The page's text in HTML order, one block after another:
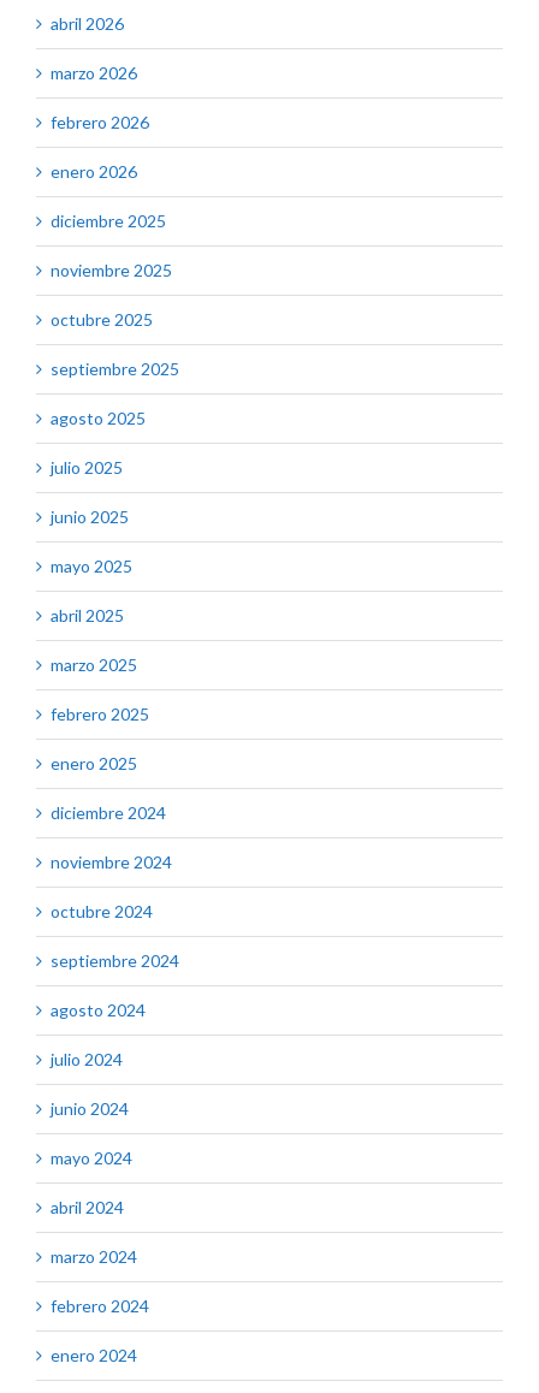
abril 2026
marzo 2026
febrero 2026
enero 2026
diciembre 2025
noviembre 2025
octubre 2025
septiembre 2025
agosto 2025
julio 2025
junio 2025
mayo 2025
abril 2025
marzo 2025
febrero 2025
enero 2025
diciembre 2024
noviembre 2024
octubre 2024
septiembre 2024
agosto 2024
julio 2024
junio 2024
mayo 2024
abril 2024
marzo 2024
febrero 2024
enero 2024